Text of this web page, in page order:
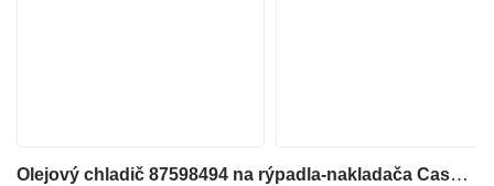
Olejový chladič 87598494 na rýpadla-nakladača Case 580SM